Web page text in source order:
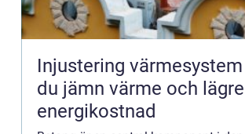
Injustering värmesystem så får
du jämn värme och lägre
energikostnad